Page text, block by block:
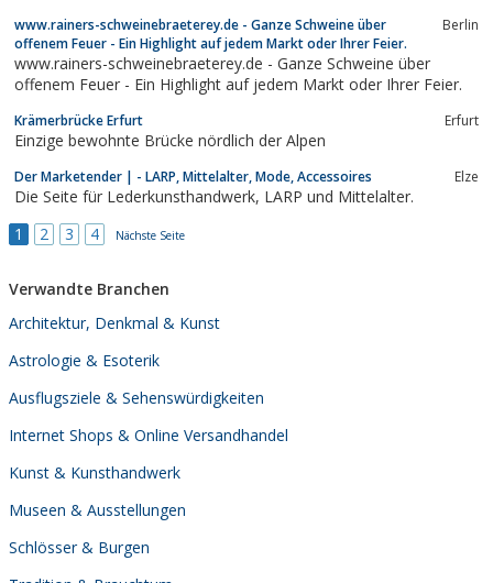
www.rainers-schweinebraeterey.de - Ganze Schweine über
offenem Feuer - Ein Highlight auf jedem Markt oder Ihrer Feier.
Berlin
www.rainers-schweinebraeterey.de - Ganze Schweine über
offenem Feuer - Ein Highlight auf jedem Markt oder Ihrer Feier.
Krämerbrücke Erfurt Erfurt
Einzige bewohnte Brücke nördlich der Alpen
Der Marketender | - LARP, Mittelalter, Mode, Accessoires Elze
Die Seite für Lederkunsthandwerk, LARP und Mittelalter.
1
2 3 4 Nächste Seite
Verwandte Branchen
Architektur, Denkmal & Kunst
Astrologie & Esoterik
Ausflugsziele & Sehenswürdigkeiten
Internet Shops & Online Versandhandel
Kunst & Kunsthandwerk
Museen & Ausstellungen
Schlösser & Burgen